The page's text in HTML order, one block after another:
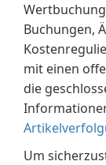
Buchungen,
mit einen
die
Um